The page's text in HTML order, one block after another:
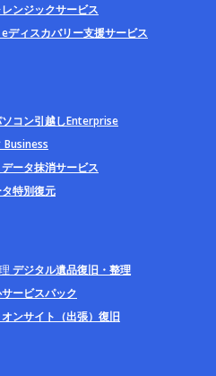
ンジックサービス
eディスカバリー支援サービス
コン引越しEnterprise
Business
データ抹消サービス
特別復元
デジタル遺品復旧・整理
ービスパック
オンサイト（出張）復旧